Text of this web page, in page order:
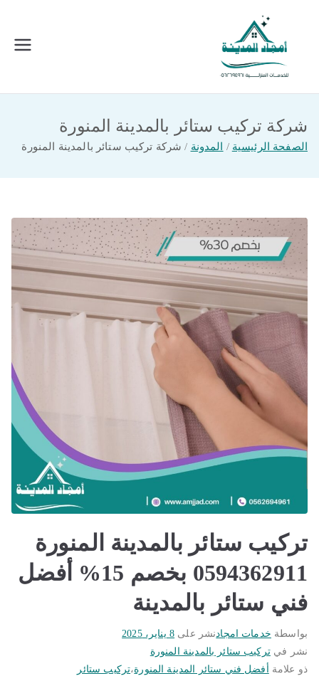
المحتوى
امجاد المدينة للخدمات المنزلية
شركة تركيب ستائر بالمدينة المنورة
الصفحة الرئيسية المدونة شركة تركيب ستائر بالمدينة المنورة
تركيب ستائر بالمدينة المنورة
0594362911 بخصم 15% أفضل
فني ستائر بالمدينة
بواسطة خدمات امجادنشر على 8 يناير، 2025
نشر فيتركيب ستائر بالمدينة المنورة
ذو علامة
أفضل فني ستائر المدينة المنورة،تركيب ستائر